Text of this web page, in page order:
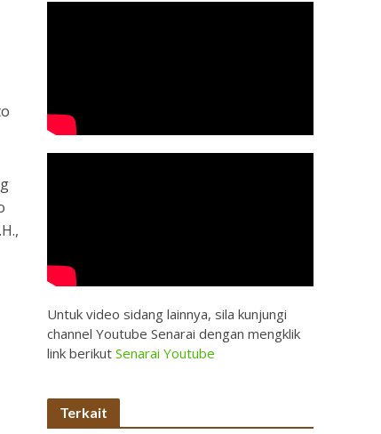
Untuk video sidang lainnya, sila kunjungi
channel Youtube Senarai dengan mengklik
link berikutSenarai Youtube
Terkait